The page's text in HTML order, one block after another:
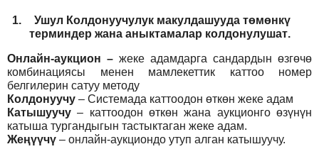
1.
Ушул Колдонуучулук макулдашууда төмөнкү
терминдер жана аныктамалар колдонулушат.
Онлайн-аукцион – жеке адамдарга сандардын өзгөчө
комбинациясы менен мамлекеттик каттоо номер
белгилерин сатуу методу
Колдонуучу – Системада каттоодон өткөн жеке адам
Катышуучу – каттоодон өткөн жана аукционго өзүнүн
катыша тургандыгын тастыктаган жеке адам.
Жеңүүчү – онлайн-аукциондо утуп алган катышуучу.